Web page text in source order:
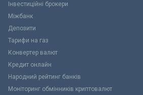
Інвестиційні брокери
Міжбанк
Депозити
Тарифи на газ
Конвертер валют
Кредит онлайн
Народний рейтинг банків
Моніторинг обмінників криптовалют